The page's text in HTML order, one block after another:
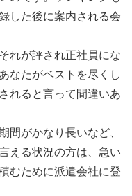
した後に案内される会
れが評され正社員にな
なたがベストを尽くし
れると言って間違いあ
間がかなり長いなど、
える状況の方は、急い
むために派遣会社に登